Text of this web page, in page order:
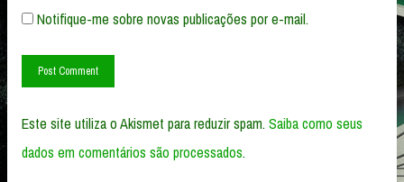
Notifique-me sobre novas publicações por e-mail.
Este site utiliza o Akismet para reduzir spam.Saiba como seus
dados em comentários são processados.